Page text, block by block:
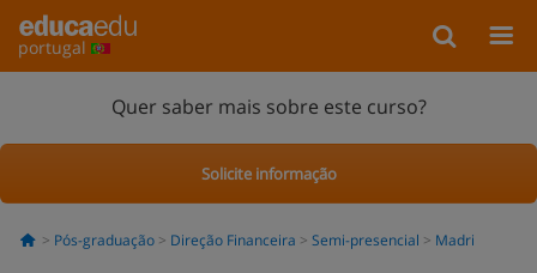
portugal
Quer saber mais sobre este curso?
Solicite informação
Pós-graduação Direção Financeira Semi-presencial Madri